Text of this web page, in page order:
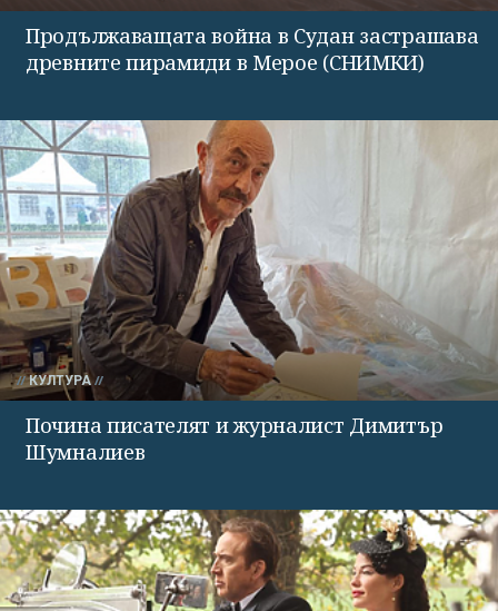
Продължаващата война в Судан застрашава
древните пирамиди в Мерое (СНИМКИ)
КУЛТУРА
Почина писателят и журналист Димитър
Шумналиев